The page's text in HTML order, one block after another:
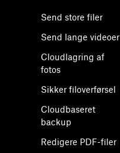
Send store filer
Send lange videoer
Cloudlagring af
fotos
Sikker filoverførsel
Cloudbaseret
backup
Redigere PDF-filer